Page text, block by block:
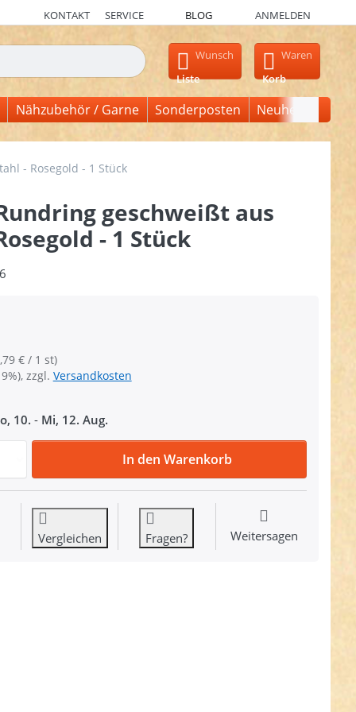
KONTAKT SERVICE BLOG ANMELDEN
erscheinen automatisch erste Ergebnisse. Drücken Sie die
Wunsch
Liste
Waren
Korb
Nähzubehör / Garne Sonderposten Neuheiten
- Rosegold - 1 Stück
geschweißt aus
- 1 Stück
€ / 1 st)
zzgl. Versandkosten
10. - Mi, 12. Aug.
30mm Rundring geschweißt aus Stahl - Rosegold - 1 Stück
In den Warenkorb
Vergleichen Fragen? Weitersagen